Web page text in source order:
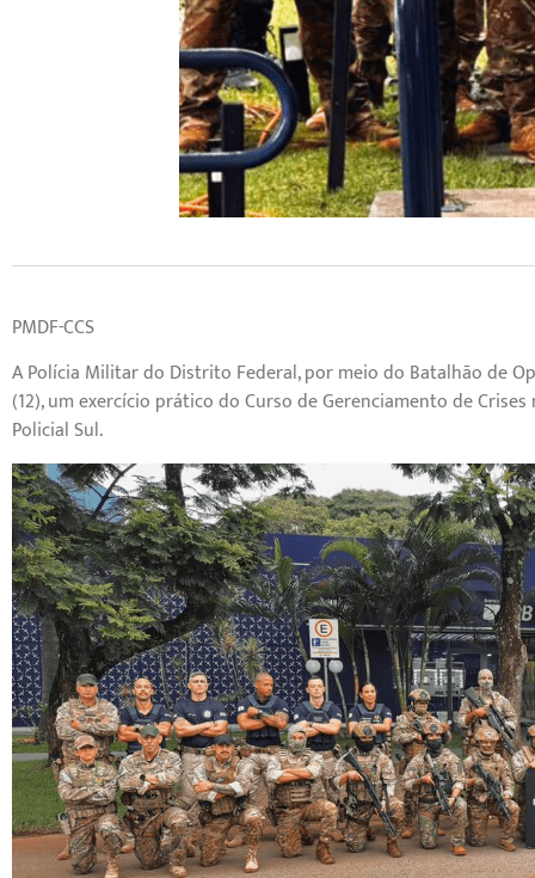
PMDF-CCS
A Polícia Militar do Distrito Federal, por meio do Batalhão de
(12), um exercício prático do Curso de Gerenciamento de
Policial Sul.